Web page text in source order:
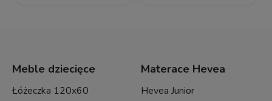
Meble dziecięce
Łóżeczka 120x60
Materace Hevea
Hevea Junior